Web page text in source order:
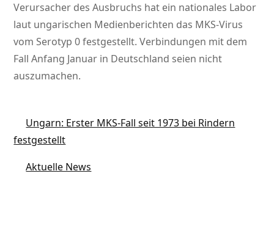
Verursacher des Ausbruchs hat ein nationales Labor
laut ungarischen Medienberichten das MKS-Virus
vom Serotyp 0 festgestellt. Verbindungen mit dem
Fall Anfang Januar in Deutschland seien nicht
auszumachen.
Ungarn: Erster MKS-Fall seit 1973 bei Rindern
festgestellt
Aktuelle News